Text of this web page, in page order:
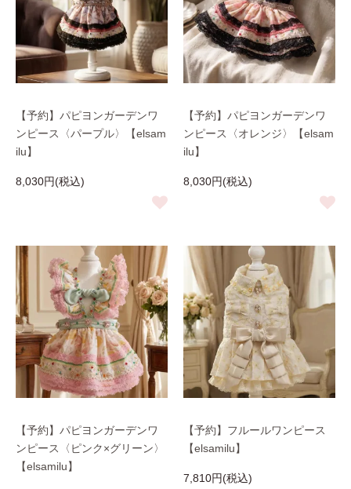
【予約】パピヨンガーデンワ
ンピース〈パープル〉【elsam
ilu】
8,030円(税込)
【予約】パピヨンガーデンワ
ンピース〈オレンジ〉【elsam
ilu】
8,030円(税込)
【予約】パピヨンガーデンワ
ンピース〈ピンク×グリーン〉
【elsamilu】
【予約】フルールワンピース
【elsamilu】
7,810円(税込)